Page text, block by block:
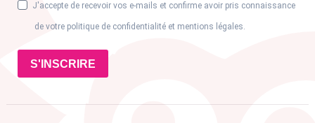
J'accepte de recevoir vos e-mails et confirme avoir pris connaissance
de votre politique de confidentialité et mentions légales.
S'INSCRIRE